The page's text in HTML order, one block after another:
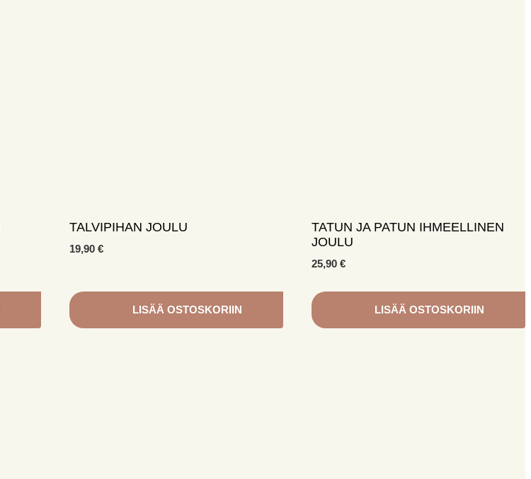
TALVIPIHAN JOULU
19,90 €
LISÄÄ OSTOSKORIIN
TATUN JA PATUN IHMEELLINEN
JOULU
25,90 €
LISÄÄ OSTOSKORIIN